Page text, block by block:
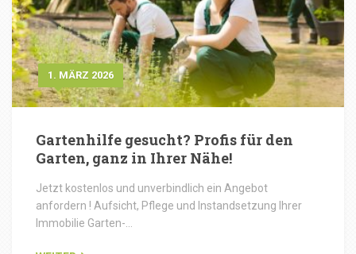
1. MÄRZ 2026
Gartenhilfe gesucht? Profis für den
Garten, ganz in Ihrer Nähe!
Jetzt kostenlos und unverbindlich ein Angebot
anfordern ! Aufsicht, Pflege und Instandsetzung Ihrer
Immobilie Garten-…